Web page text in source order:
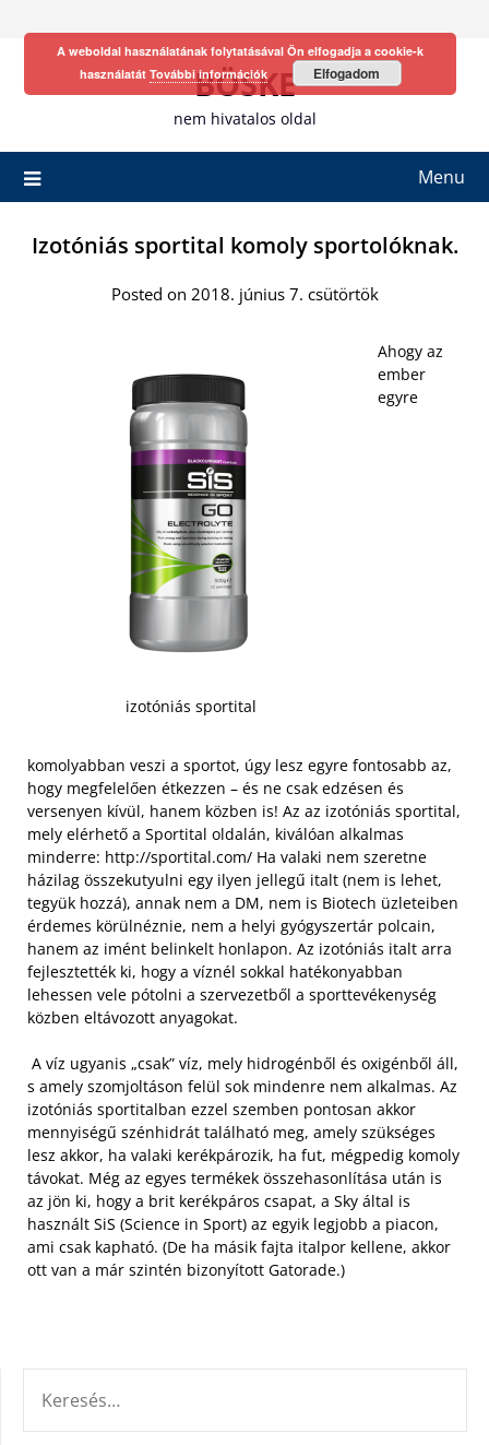
BÖSKE
nem hivatalos oldal
Menu
Izotóniás sportital komoly sportolóknak.
Posted on 2018. június 7. csütörtök
izotóniás sportital
Ahogy az
ember
egyre
komolyabban veszi a sportot, úgy lesz egyre fontosabb az,
hogy megfelelően étkezzen – és ne csak edzésen és
versenyen kívül, hanem közben is! Az az izotóniás sportital,
mely elérhető a Sportital oldalán, kiválóan alkalmas
minderre: http://sportital.com/ Ha valaki nem szeretne
házilag összekutyulni egy ilyen jellegű italt (nem is lehet,
tegyük hozzá), annak nem a DM, nem is Biotech üzleteiben
érdemes körülnéznie, nem a helyi gyógyszertár polcain,
hanem az imént belinkelt honlapon. Az izotóniás italt arra
fejlesztették ki, hogy a víznél sokkal hatékonyabban
lehessen vele pótolni a szervezetből a sporttevékenység
közben eltávozott anyagokat.
A víz ugyanis „csak” víz, mely hidrogénből és oxigénből áll,
s amely szomjoltáson felül sok mindenre nem alkalmas. Az
izotóniás sportitalban ezzel szemben pontosan akkor
mennyiségű szénhidrát található meg, amely szükséges
lesz akkor, ha valaki kerékpározik, ha fut, mégpedig komoly
távokat. Még az egyes termékek összehasonlítása után is
az jön ki, hogy a brit kerékpáros csapat, a Sky által is
használt SiS (Science in Sport) az egyik legjobb a piacon,
ami csak kapható. (De ha másik fajta italpor kellene, akkor
ott van a már szintén bizonyított Gatorade.)
A weboldal használatának folytatásával Ön elfogadja a cookie-k
használatát További információk Elfogadom